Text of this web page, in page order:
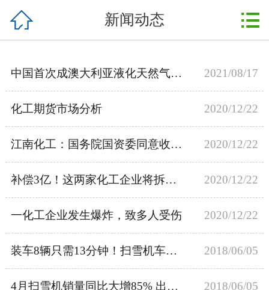
产品展示
新闻动态
行业资讯
联系我们
 新闻动态 
中国首次成澳大利亚液化天然气最大买家 2021/08/17
化工期货市场分析 2020/12/22
江南化工：国务院国资委同意收购方案 2020/12/22
补偿3亿！这两家化工企业将拆除退出！ 2020/12/22
一化工企业发生爆炸，致多人受伤 2020/12/22
装车8辆只需13分钟！扫雪机车重塑行业格局 2018/06/05
4月扫雪机销量同比大增85% 出口销量翻番！ 2018/06/05